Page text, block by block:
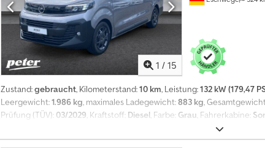
1 / 15
Zustand:gebraucht, Kilometerstand:10 km, Leistung:132 kW (179,47
Leergewicht:1.986 kg , maximales Ladegewicht:883 kg ,
Prüfung (TÜV): 03/2029 , Kraftstoff: Diesel , Farbe: Grau , Fahrerkabine:
, Gesamtlänge:
5.331 mm, Laderaumbreite:2.010 mm, Laderaumhöhe:1.890 mm,